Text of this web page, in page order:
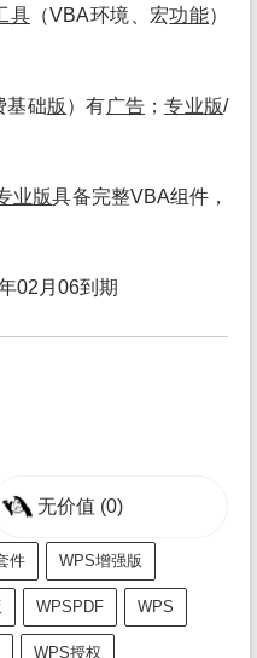
具（VBA环境、宏功能）
基础版 ）有广告 ；专业版/
业版具备完整VBA组件，
02月06到期
无价值 (0)
件 WPS增强版
WPSPDF WPS
WPS授权